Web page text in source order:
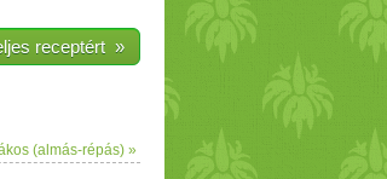
receptért »
(almás-répás) »